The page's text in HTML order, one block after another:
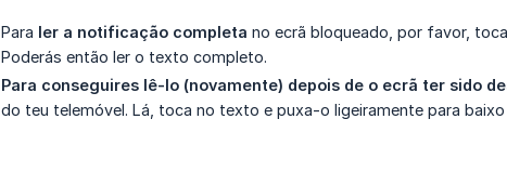
Para ler a notificação completa no ecrã bloqueado, por favor,
Poderás então ler o texto completo.
Para conseguires lê-lo (novamente) depois de o ecrã ter sido
do teu telemóvel. Lá, toca no texto e puxa-o ligeiramente para